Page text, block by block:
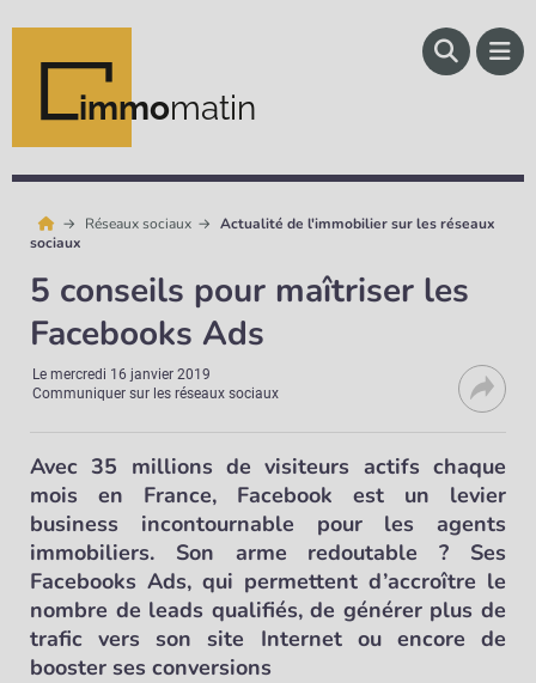
immomatin
Réseaux sociaux
Actualité de l'immobilier sur les réseaux
sociaux
5 conseils pour maîtriser les
Facebooks Ads
Lemercredi 16 janvier 2019
Communiquer sur les réseaux sociaux
Avec 35 millions de visiteurs actifs chaque
mois en France, Facebook est un levier
business incontournable pour les agents
immobiliers. Son arme redoutable ? Ses
Facebooks Ads, qui permettent d’accroître le
nombre de leads qualifiés, de générer plus de
trafic vers son site Internet ou encore de
booster ses conversions